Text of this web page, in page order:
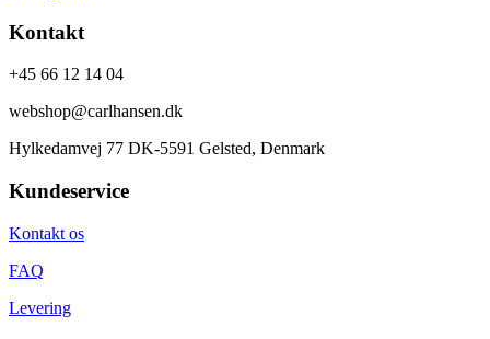
Kontakt
+45 66 12 14 04
webshop@carlhansen.dk
Hylkedamvej 77 DK-5591 Gelsted, Denmark
Kundeservice
Kontakt os
FAQ
Levering